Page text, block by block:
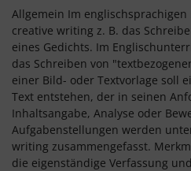
Allgemein Im
creative writing z. B. das
eines Gedichts. Im
das Schreiben von
einer Bild- oder Textvorlage soll
Text entstehen, der in seinen
Inhaltsangabe, Analyse oder
Aufgabenstellungen werden
writing zusammengefasst.
die eigenständige Verfassung